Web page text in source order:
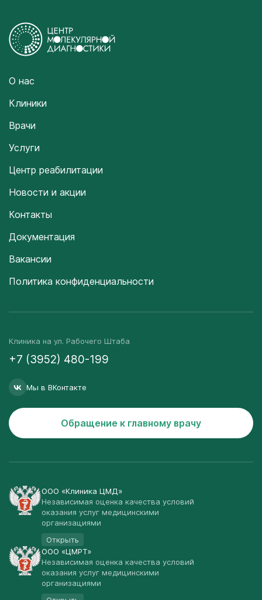
О нас
Клиники
Врачи
Услуги
Центр реабилитации
Новости и акции
Контакты
Документация
Вакансии
Политика конфиденциальности
Клиника на ул. Рабочего Штаба
+7 (3952) 480-199
Мы в ВКонтакте
Обращение к главному врачу
ООО «Клиника ЦМД»
Независимая оценка качества условий
оказания услуг медицинскими
организациями
Открыть
ООО «ЦМРТ»
Независимая оценка качества условий
оказания услуг медицинскими
организациями